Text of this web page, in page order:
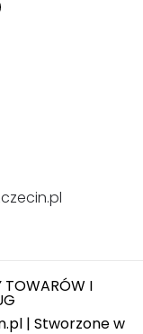
| Stworzone w
TOWARÓW I